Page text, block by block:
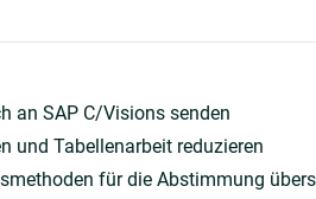
an SAP C/Visions senden
und Tabellenarbeit reduzieren
für die Abstimmung